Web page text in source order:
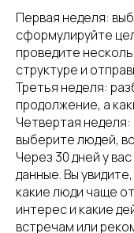
Первая неделя:
сформулируйте
проведите
структуре и
Третья неделя:
продолжение, а
Четвертая
выберите людей,
Через 30 дней у
данные. Вы
какие люди чаще
интерес и какие
встречам или